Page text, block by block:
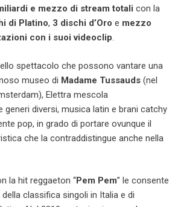
e mezzo di stream totali con la
di Platino, 3 dischi d’Oro e mezzo
con i suoi videoclip.
spettacolo che possono vantare una
museo di Madame Tussauds (nel
Elettra mescola
generi diversi, musica latin e brani catchy
pop, in grado di portare ovunque il
che la contraddistingue anche nella
la hit reggaeton “Pem Pem” le consente
classifica singoli in Italia e di